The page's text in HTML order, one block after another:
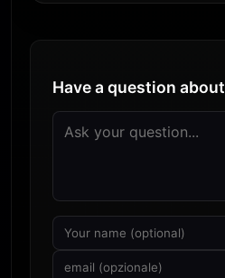
Have a question